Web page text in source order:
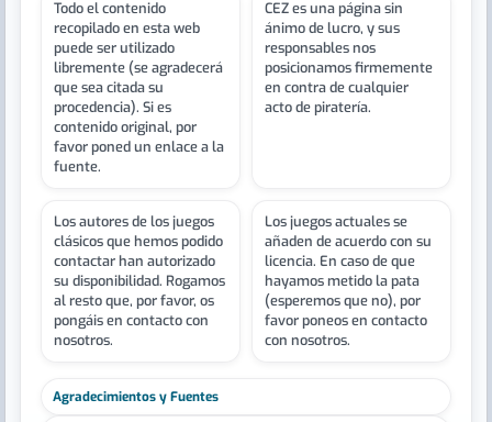
Todo el contenido
recopilado en esta web
puede ser utilizado
libremente (se agradecerá
que sea citada su
procedencia). Si es
contenido original, por
favor poned un enlace a la
fuente.
CEZ es una página sin
ánimo de lucro, y sus
responsables nos
posicionamos firmemente
en contra de cualquier
acto de piratería.
Los autores de los juegos
clásicos que hemos podido
contactar han autorizado
su disponibilidad. Rogamos
al resto que, por favor, os
pongáis en contacto con
nosotros.
Los juegos actuales se
añaden de acuerdo con su
licencia. En caso de que
hayamos metido la pata
(esperemos que no), por
favor poneos en contacto
con nosotros.
Agradecimientos y Fuentes